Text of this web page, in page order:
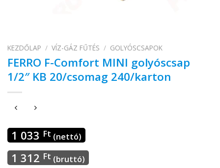
KEZDŐLAP / VÍZ-GÁZ FŰTÉS / GOLYÓSCSAPOK
FERRO F-Comfort MINI golyóscsap
1/2″ KB 20/csomag 240/karton
1 033 Ft (nettó)
1 312 Ft (bruttó)